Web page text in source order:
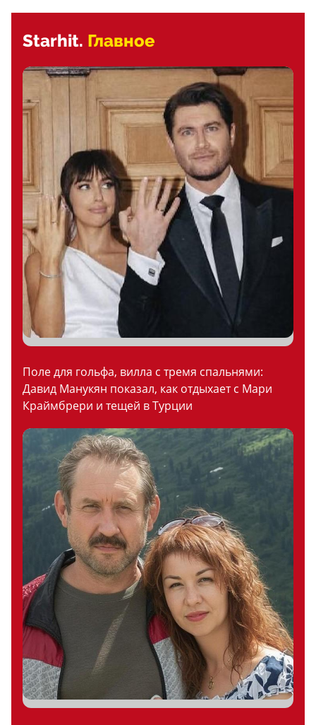
Starhit. Главное
Поле для гольфа, вилла с тремя спальнями:
Давид Манукян показал, как отдыхает с Мари
Краймбрери и тещей в Турции